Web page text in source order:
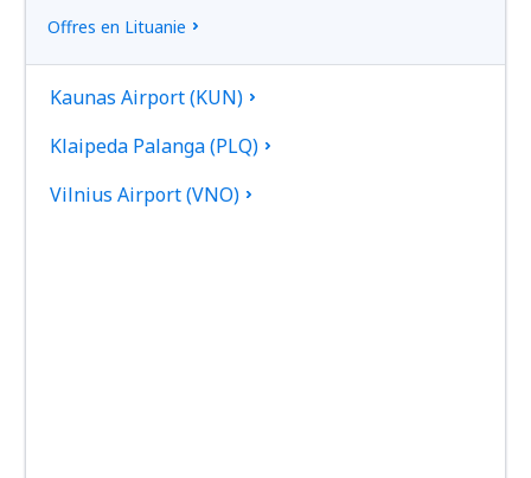
Offres en Lituanie
Kaunas Airport (KUN)
Klaipeda Palanga (PLQ)
Vilnius Airport (VNO)